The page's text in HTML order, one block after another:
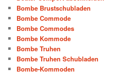
Bombe Brustschubladen
Bombe Commode
Bombe Commodes
Bombe Kommode
Bombe Truhen
Bombe Truhen Schubladen
Bombe-Kommoden